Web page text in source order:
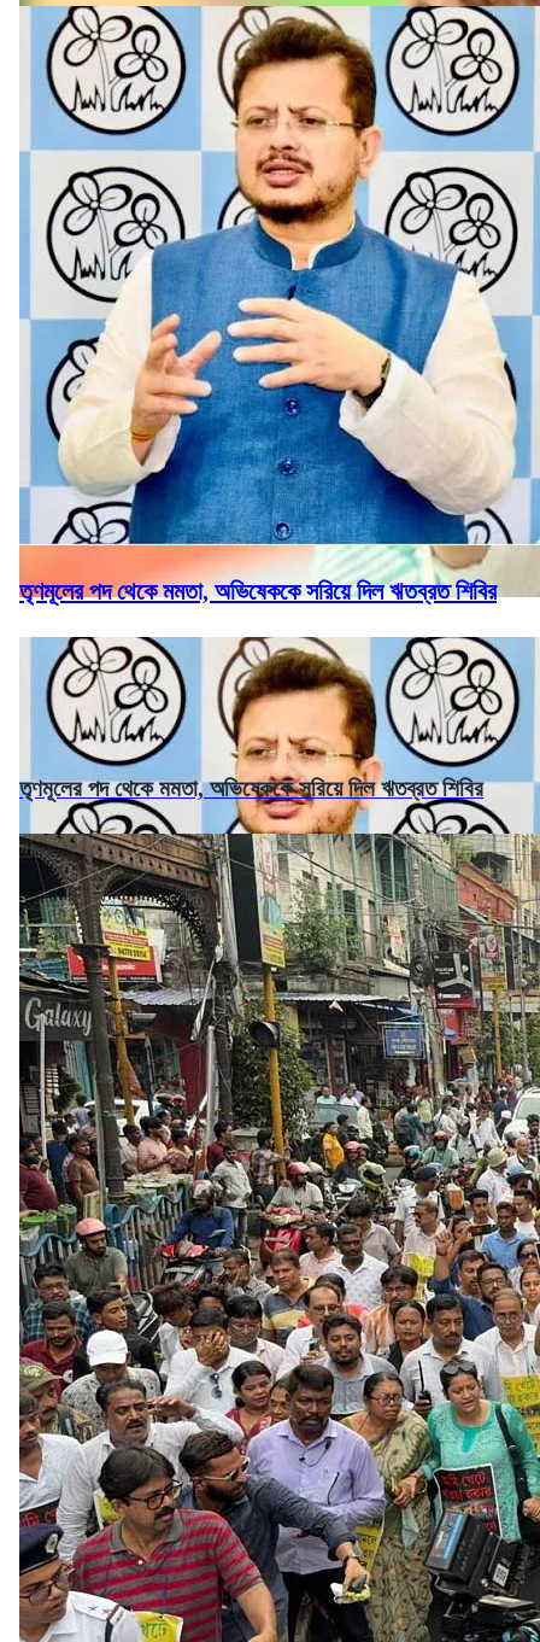
তৃণমূলের পদ থেকে মমতা, অভিষেককে সরিয়ে দিল ঋতব্রত শিবির
তৃণমূলের পদ থেকে মমতা, অভিষেককে সরিয়ে দিল ঋতব্রত শিবির